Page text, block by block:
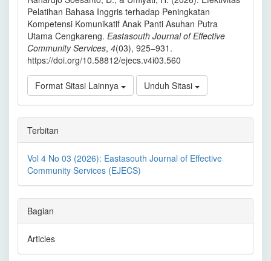
Pelatihan Bahasa Inggris terhadap Peningkatan
Kompetensi Komunikatif Anak Panti Asuhan Putra
Utama Cengkareng. Eastasouth Journal of Effective
Community Services, 4(03), 925–931.
https://doi.org/10.58812/ejecs.v4i03.560
Format Sitasi Lainnya Unduh Sitasi
Terbitan
Vol 4 No 03 (2026): Eastasouth Journal of Effective
Community Services (EJECS)
Bagian
Articles